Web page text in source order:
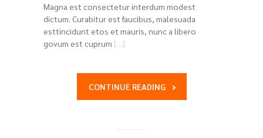
Magna est consectetur interdum modest
dictum. Curabitur est faucibus, malesuada
esttincidunt etos et mauris, nunc a libero
govum est cuprum […]
CONTINUE READING